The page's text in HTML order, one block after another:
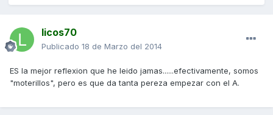
licos70
Publicado 18 de Marzo del 2014
ES la mejor reflexion que he leido jamas......efectivamente, somos
"moterillos", pero es que da tanta pereza empezar con el A.